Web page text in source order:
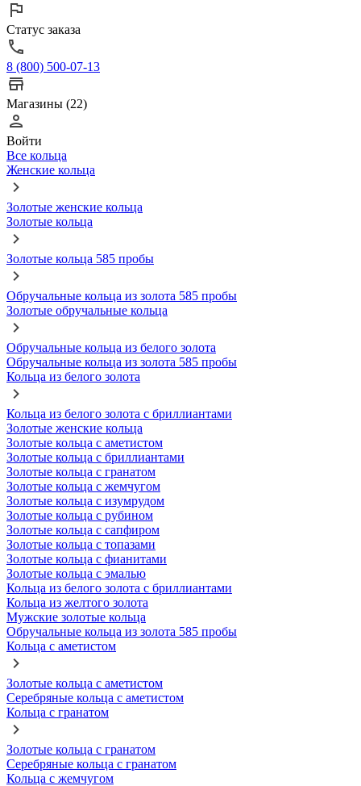
Статус заказа
8 (800) 500-07-13
Магазины (22)
Войти
Все кольца
Женские кольца
Золотые женские кольца
Золотые кольца
Золотые кольца 585 пробы
Обручальные кольца из золота 585 пробы
Золотые обручальные кольца
Обручальные кольца из белого золота
Обручальные кольца из золота 585 пробы
Кольца из белого золота
Кольца из белого золота с бриллиантами
Золотые женские кольца
Золотые кольца с аметистом
Золотые кольца с бриллиантами
Золотые кольца с гранатом
Золотые кольца с жемчугом
Золотые кольца с изумрудом
Золотые кольца с рубином
Золотые кольца с сапфиром
Золотые кольца с топазами
Золотые кольца с фианитами
Золотые кольца с эмалью
Кольца из белого золота с бриллиантами
Кольца из желтого золота
Мужские золотые кольца
Обручальные кольца из золота 585 пробы
Кольца с аметистом
Золотые кольца с аметистом
Серебряные кольца с аметистом
Кольца с гранатом
Золотые кольца с гранатом
Серебряные кольца с гранатом
Кольца с жемчугом